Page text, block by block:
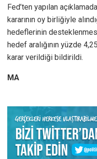
Fed’ten yapılan
kararının oy birliğiyle
hedeflerinin
hedef aralığının yüzde
karar verildiği bildirildi.
MA